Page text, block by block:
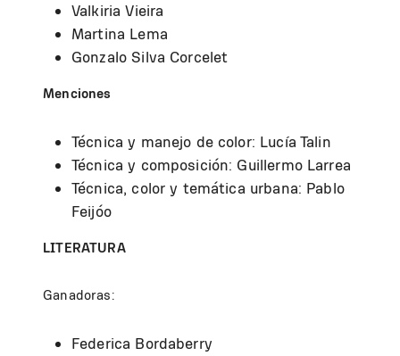
Valkiria Vieira
Martina Lema
Gonzalo Silva Corcelet
Menciones
Técnica y manejo de color: Lucía Talin
Técnica y composición: Guillermo Larrea
Técnica, color y temática urbana: Pablo
Feijóo
LITERATURA
Ganadoras:
Federica Bordaberry